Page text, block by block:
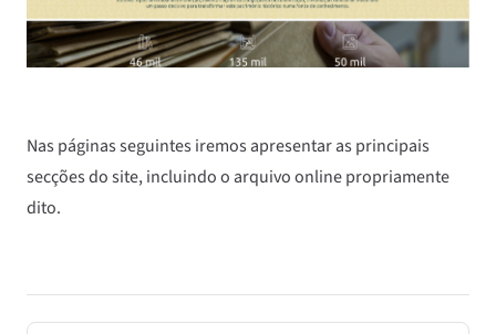
Nas páginas seguintes iremos apresentar as principais
secções do site, incluindo o arquivo online propriamente
dito.